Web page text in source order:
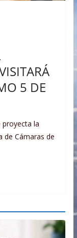
5 DE
la
de Cámaras de